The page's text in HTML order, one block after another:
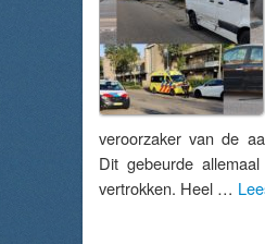
veroorzaker van de
Dit gebeurde
vertrokken. Heel …